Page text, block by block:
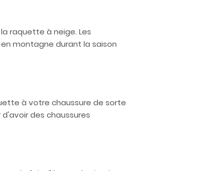
raquette à neige. Les
montagne durant la saison
à votre chaussure de sorte
des chaussures